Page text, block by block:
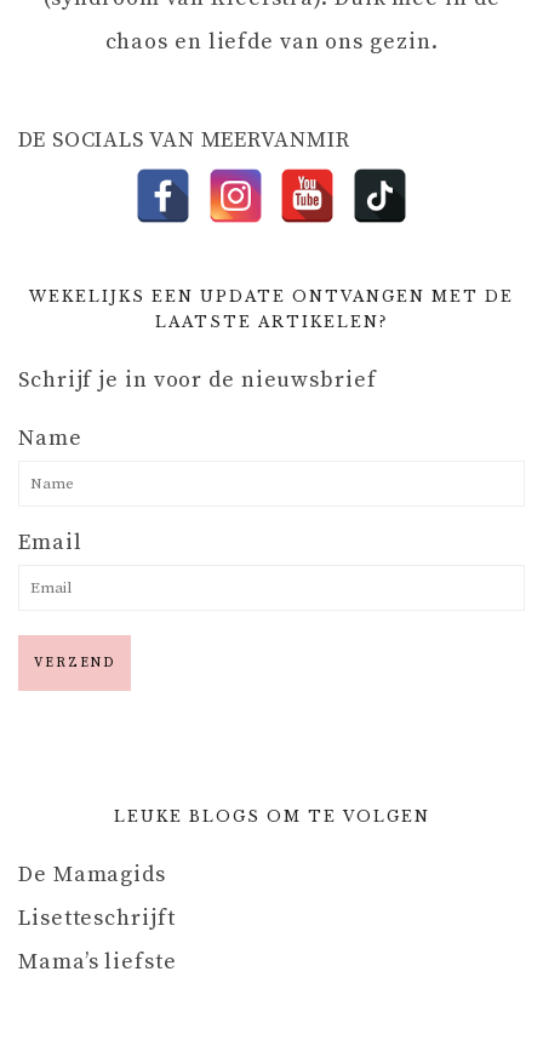
chaos en liefde van ons gezin.
DE SOCIALS VAN MEERVANMIR
WEKELIJKS EEN UPDATE ONTVANGEN MET DE
LAATSTE ARTIKELEN?
Schrijf je in voor de nieuwsbrief
Name
Email
LEUKE BLOGS OM TE VOLGEN
De Mamagids
Lisetteschrijft
Mama’s liefste